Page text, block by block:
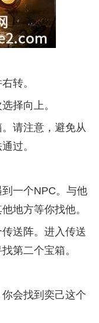
转。
择向上。
请注意，避免从
过。
一个NPC。与他
地方等你找他。
送阵。进入传送
第二个宝箱。
会找到奕己这个